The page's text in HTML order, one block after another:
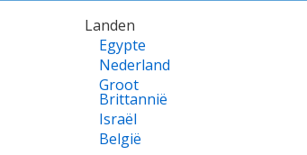
Landen
Egypte
Nederland
Groot
Brittannië
Israël
België